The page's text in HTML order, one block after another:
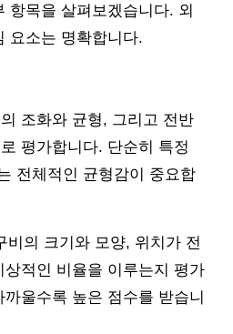
항목을 살펴보겠습니다. 외
요소는 명확합니다.
조화와 균형, 그리고 전반
평가합니다. 단순히 특정
전체적인 균형감이 중요합
비의 크기와 모양, 위치가 전
적인 비율을 이루는지 평가
울수록 높은 점수를 받습니